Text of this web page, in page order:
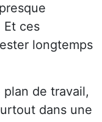
ces
longtemps
de travail,
dans une